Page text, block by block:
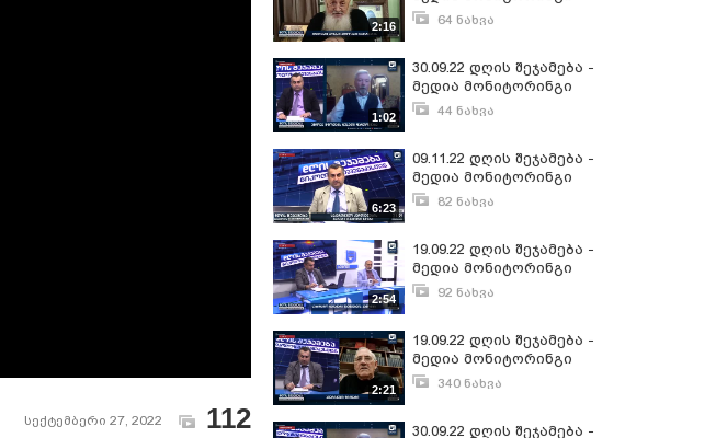
სექტემბერი 27, 2022 112
2:16 64 ნახვა
1:02
30.09.22 დღის შეჯამება -
მედია მონიტორინგი
44 ნახვა
6:23
09.11.22 დღის შეჯამება -
მედია მონიტორინგი
82 ნახვა
2:54
19.09.22 დღის შეჯამება -
მედია მონიტორინგი
92 ნახვა
2:21
19.09.22 დღის შეჯამება -
მედია მონიტორინგი
340 ნახვა
30.09.22 დღის შეჯამება -